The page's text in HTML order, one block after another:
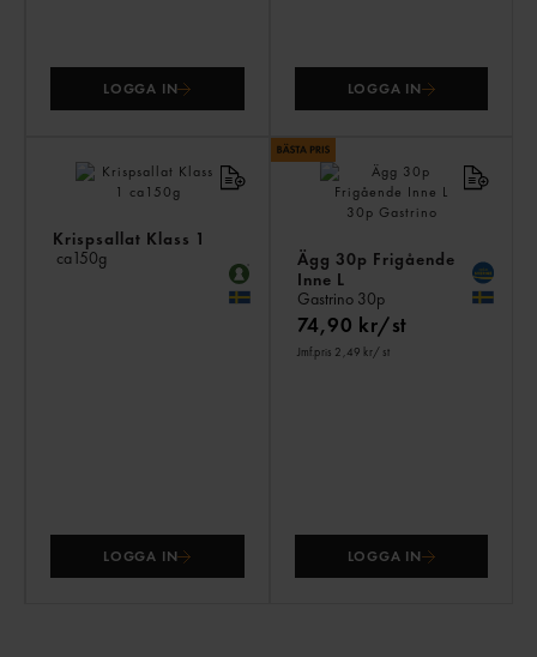
LOGGA IN LOGGA IN
Krispsallat Klass 1
ca150g
LOGGA IN
Ägg 30p Frigående
Inne L
Gastrino 30p
74,90 kr/st
Jmf.pris 2,49 kr/ st
LOGGA IN